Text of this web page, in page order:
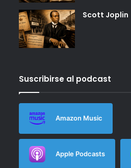
Scott Joplin
Suscribirse al podcast
Amazon Music
Apple Podcasts